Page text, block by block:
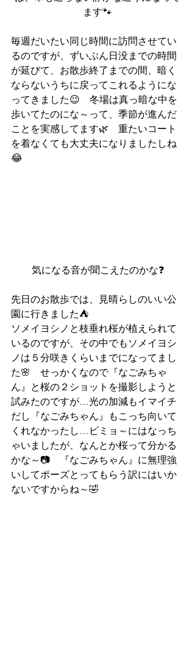
ます🐾
毎週だいたい同じ時間に訪問させてい
るのですが、ずいぶん日没までの時間
が延びて、お散歩終了までの間、暗く
ならないうちに戻ってこれるようにな
ってきました😉　冬場は真っ暗な中を
歩いてたのにな～って、季節が進んだ
ことを実感してます🌿　重たいコート
を着なくても大丈夫になりましたしね
😂
気になる音が聞こえたのかな❓
先日のお散歩では、見晴らしのいい公
園に行きました⛺
ソメイヨシノと枝垂れ桜が植えられて
いるのですが、その中でもソメイヨシ
ノは５分咲きくらいまでになってまし
た🌸　せっかくなので『なごみちゃ
ん』と桜の２ショットを撮影しようと
試みたのですが…光の加減もイマイチ
だし『なごみちゃん』もこっち向いて
くれなかったし…ビミョ～にはなっち
ゃいましたが、なんとか桜って分かる
かな～📷　『なごみちゃん』に無理強
いしてポーズとってもらう訳にはいか
ないですからね～🤣